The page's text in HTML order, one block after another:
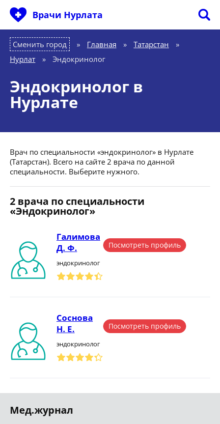
Врачи Нурлата
Сменить город Главная » Татарстан
»
Нурлат
» Эндокринолог
Эндокринолог в
Нурлате
Врач по специальности «эндокринолог» в Нурлате
(Татарстан). Всего на сайте 2 врача по данной
специальности. Выберите нужного.
2 врача по специальности
«Эндокринолог»
Галимова
Д. Ф.
эндокринолог
Посмотреть профиль
Соснова
Н. Е.
эндокринолог
Посмотреть профиль
Мед.журнал